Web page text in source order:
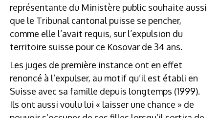
représentante du Ministère public souhaite aussi
que le Tribunal cantonal puisse se pencher,
comme elle l’avait requis, sur l’expulsion du
territoire suisse pour ce Kosovar de 34 ans.
Les juges de première instance ont en effet
renoncé à l’expulser, au motif qu’il est établi en
Suisse avec sa famille depuis longtemps (1999).
Ils ont aussi voulu lui « laisser une chance » de